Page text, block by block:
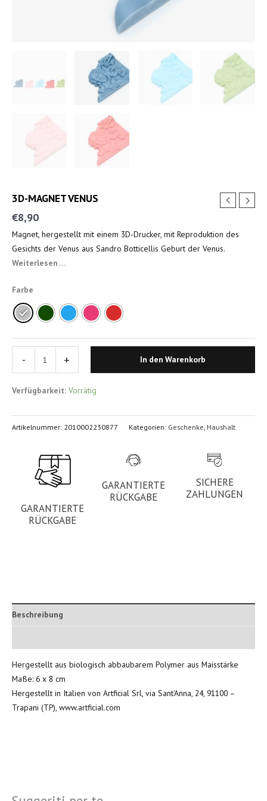
3D-MAGNET VENUS
€8,90
Magnet, hergestellt mit einem 3D-Drucker, mit Reproduktion des
Gesichts der Venus aus Sandro Botticellis Geburt der Venus.
Weiterlesen …
Farbe
Verfügbarkeit: Vorrätig
- + In den Warenkorb
Artikelnummer: 2010002230877 Kategorien: Geschenke Haushalt
GARANTIERTE
RÜCKGABE
GARANTIERTE
RÜCKGABE
SICHERE
ZAHLUNGEN
Beschreibung
Hergestellt aus biologisch abbaubarem Polymer aus Maisstärke
Maße: 6 x 8 cm
Hergestellt in Italien von Artficial Srl, via Sant’Anna, 24, 91100 –
Trapani (TP), www.artficial.com